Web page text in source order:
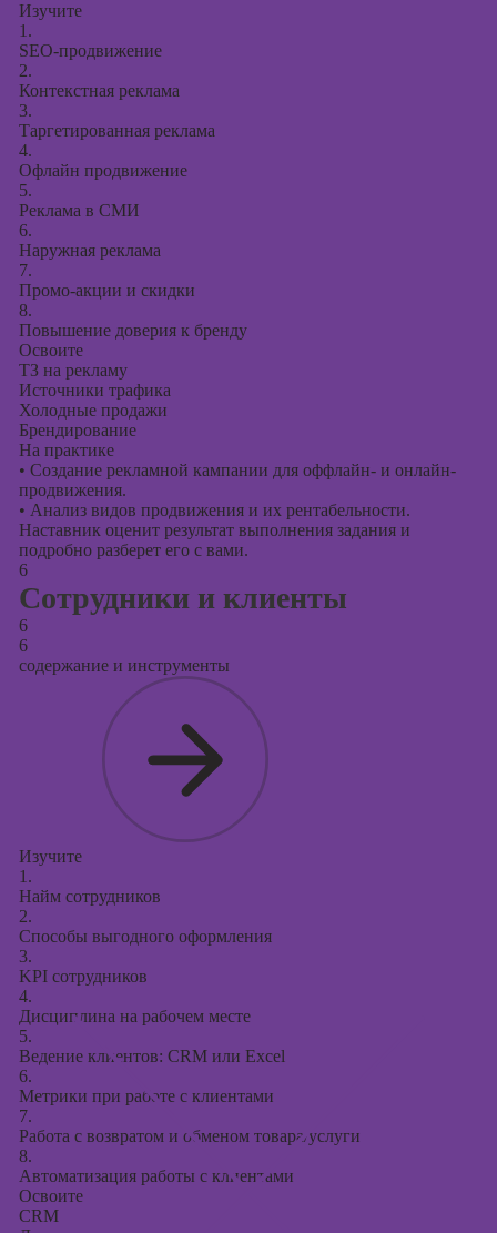
Изучите
1.
SEO-продвижение
2.
Контекстная реклама
3.
Таргетированная реклама
4.
Офлайн продвижение
5.
Реклама в СМИ
6.
Наружная реклама
7.
Промо-акции и скидки
8.
Повышение доверия к бренду
Освоите
ТЗ на рекламу
Источники трафика
Холодные продажи
Брендирование
На практике
• Создание рекламной кампании для оффлайн- и онлайн-
продвижения.
• Анализ видов продвижения и их рентабельности.
Наставник оценит результат выполнения задания и
подробно разберет его с вами.
6
Сотрудники и клиенты
6
6
содержание и инструменты
Изучите
1.
Найм сотрудников
2.
Способы выгодного оформления
3.
KPI сотрудников
4.
Дисциплина на рабочем месте
5.
Ведение клиентов: CRM или Excel
6.
Метрики при работе с клиентами
7.
Работа с возвратом и обменом товара/услуги
8.
Автоматизация работы с клиентами
Освоите
CRM